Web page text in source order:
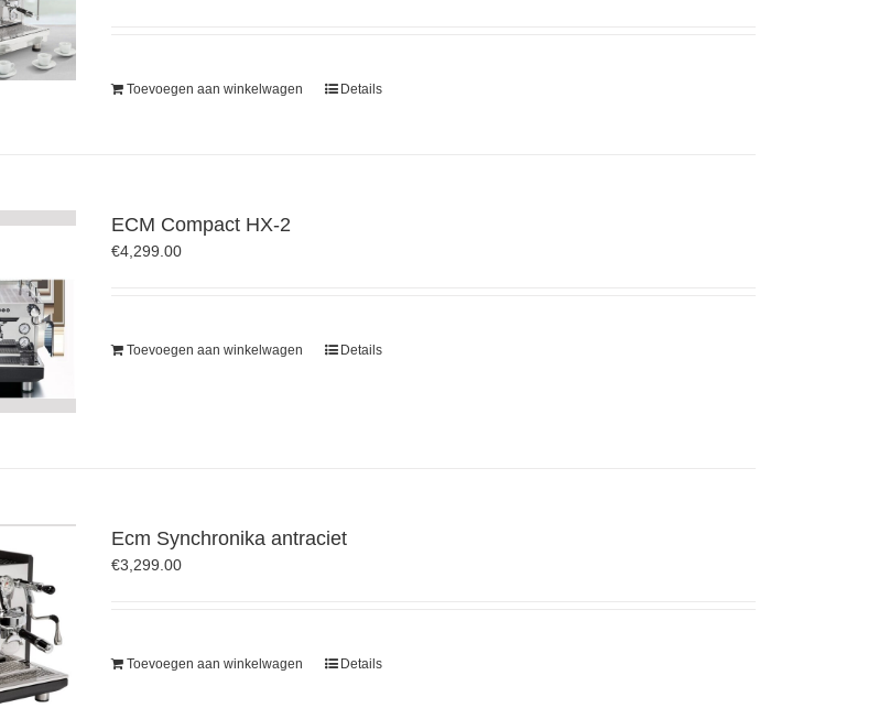
Toevoegen aan winkelwagen Details
ECM Compact HX-2
€4,299.00
Toevoegen aan winkelwagen Details
Ecm Synchronika antraciet
€3,299.00
Toevoegen aan winkelwagen Details